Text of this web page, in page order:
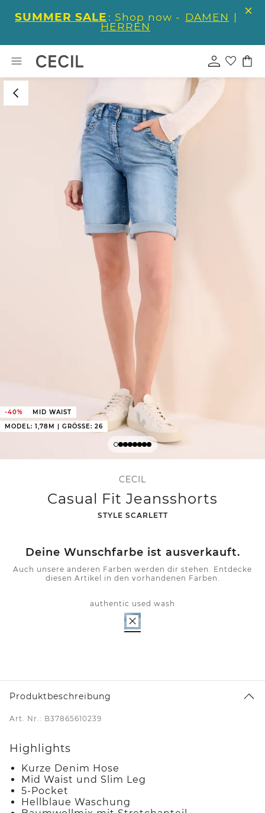
SUMMER SALE : Shop now - DAMEN |
HERREN
-40%
MID WAIST
MODEL: 1,78M | GRÖSSE: 26
CECIL
Casual Fit Jeansshorts
-
STYLE SCARLETT
Deine Wunschfarbe ist ausverkauft.
Auch unsere anderen Farben werden dir stehen. Entdecke
diesen Artikel in den vorhandenen Farben.
authentic used wash
Produktbeschreibung
Art. Nr.: B37865610239
Highlights
Kurze Denim Hose
Mid Waist und Slim Leg
5-Pocket
Hellblaue Waschung